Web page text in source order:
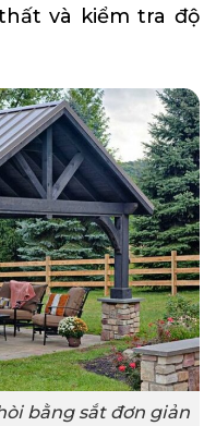
và kiểm tra độ
bằng sắt đơn giản